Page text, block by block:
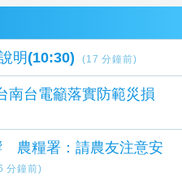
明(10:30) (17 分鐘前)
南台電籲落實防範災損
農糧署：請農友注意安
分鐘前)